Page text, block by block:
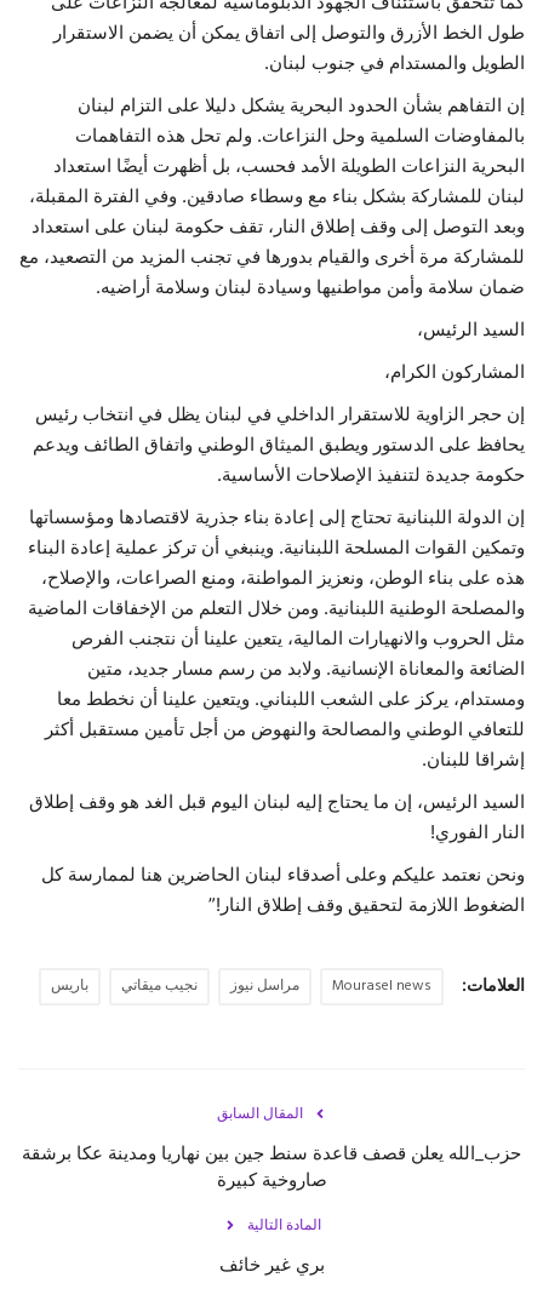
طول الخط الأزرق والتوصل إلى اتفاق يمكن أن يضمن الاستقرار
الطويل والمستدام في جنوب لبنان.
إن التفاهم بشأن الحدود البحرية يشكل دليلا على التزام لبنان
بالمفاوضات السلمية وحل النزاعات. ولم تحل هذه التفاهمات
البحرية النزاعات الطويلة الأمد فحسب، بل أظهرت أيضًا استعداد
لبنان للمشاركة بشكل بناء مع وسطاء صادقين. وفي الفترة المقبلة،
وبعد التوصل إلى وقف إطلاق النار، تقف حكومة لبنان على استعداد
للمشاركة مرة أخرى والقيام بدورها في تجنب المزيد من التصعيد، مع
ضمان سلامة وأمن مواطنيها وسيادة لبنان وسلامة أراضيه.
السيد الرئيس،
المشاركون الكرام،
إن حجر الزاوية للاستقرار الداخلي في لبنان يظل في انتخاب رئيس
يحافظ على الدستور ويطبق الميثاق الوطني واتفاق الطائف ويدعم
حكومة جديدة لتنفيذ الإصلاحات الأساسية.
إن الدولة اللبنانية تحتاج إلى إعادة بناء جذرية لاقتصادها ومؤسساتها
وتمكين القوات المسلحة اللبنانية. وينبغي أن تركز عملية إعادة البناء
هذه على بناء الوطن، ونعزيز المواطنة، ومنع الصراعات، والإصلاح،
والمصلحة الوطنية اللبنانية. ومن خلال التعلم من الإخفاقات الماضية
مثل الحروب والانهيارات المالية، يتعين علينا أن نتجنب الفرص
الضائعة والمعاناة الإنسانية. ولابد من رسم مسار جديد، متين
ومستدام، يركز على الشعب اللبناني. ويتعين علينا أن نخطط معا
للتعافي الوطني والمصالحة والنهوض من أجل تأمين مستقبل أكثر
إشراقا للبنان.
السيد الرئيس، إن ما يحتاج إليه لبنان اليوم قبل الغد هو وقف إطلاق
النار الفوري!
ونحن نعتمد عليكم وعلى أصدقاء لبنان الحاضرين هنا لممارسة كل
الضغوط اللازمة لتحقيق وقف إطلاق النار!”
العلامات: Mourasel news مراسل نيوز نجيب ميقاتي باريس
المقال السابق
حزب_الله يعلن قصف قاعدة سنط جين بين ‎نهاريا ومدينة عكا برشقة
صاروخية كبيرة
المادة التالية
بري غير خائف